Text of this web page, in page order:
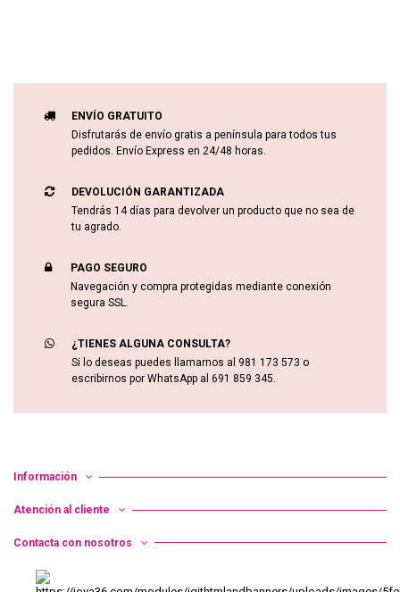
ENVÍO GRATUITO
Disfrutarás de envío gratis a península para todos tus
pedidos. Envío Express en 24/48 horas.
DEVOLUCIÓN GARANTIZADA
Tendrás 14 días para devolver un producto que no sea de
tu agrado.
PAGO SEGURO
Navegación y compra protegidas mediante conexión
segura SSL.
¿TIENES ALGUNA CONSULTA?
Si lo deseas puedes llamarnos al 981 173 573 o
escribirnos por WhatsApp al 691 859 345.
Información
Atención al cliente
Contacta con nosotros